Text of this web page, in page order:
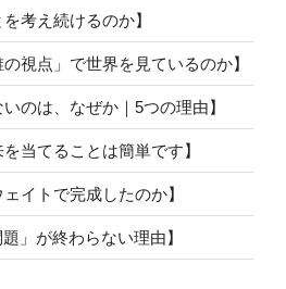
考え続けるのか】
視点」で世界を見ているのか】
のは、なぜか｜5つの理由】
当てることは簡単です】
イトで完成したのか】
」が終わらない理由】